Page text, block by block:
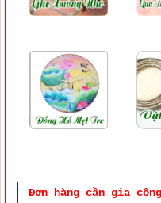
Đơn hàng cần gia